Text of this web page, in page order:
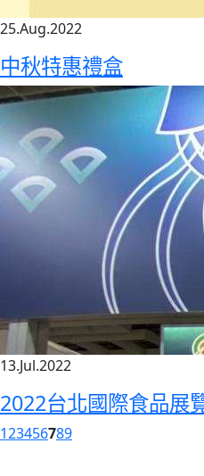
25.Aug.2022
中秋特惠禮盒
13.Jul.2022
2022台北國際食品展
123456789